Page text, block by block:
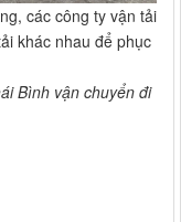
các công ty vận tải
khác nhau để phục
Bình vận chuyển đi